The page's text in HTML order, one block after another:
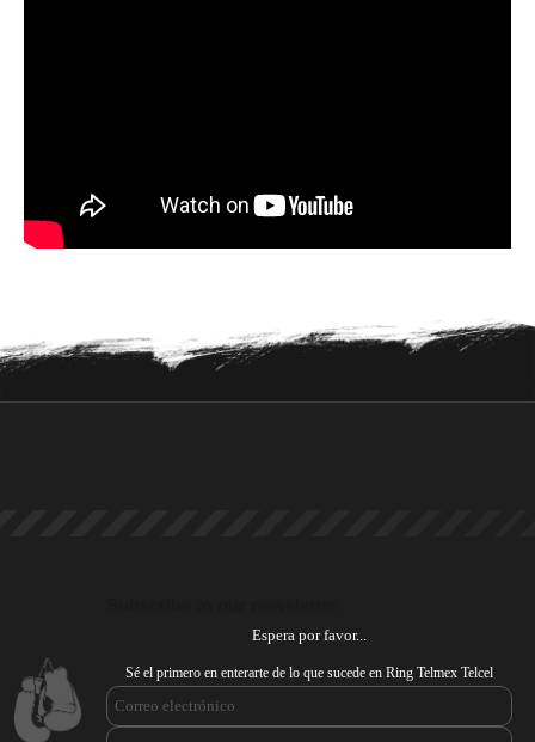
Espera por favor...
Sé el primero en enterarte de lo que sucede en Ring Telmex Telcel